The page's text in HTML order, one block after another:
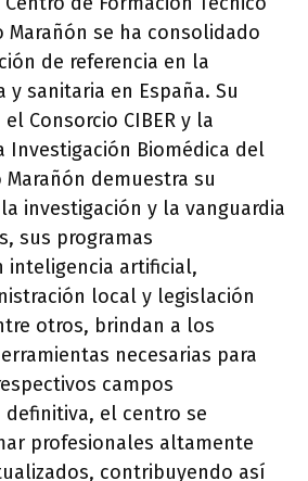
Marañón se ha consolidado
de referencia en la
sanitaria en España. Su
Consorcio CIBER y la
Investigación Biomédica del
demuestra su
investigación y la vanguardia
sus programas
inteligencia artificial,
local y legislación
otros, brindan a los
necesarias para
campos
definitiva, el centro se
profesionales altamente
contribuyendo así